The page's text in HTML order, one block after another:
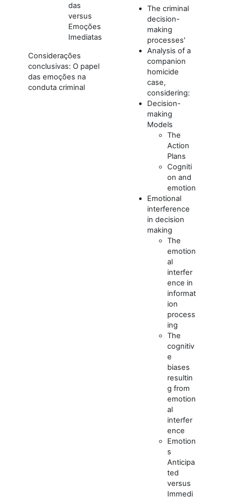
das
versus
Emoções
Imediatas
Considerações
conclusivas: O papel
das emoções na
conduta criminal
The criminal
decision-
making
processes'
Analysis of a
companion
homicide
case,
considering:
Decision-
making
Models
The
Action
Plans
Cogniti
on and
emotion
Emotional
interference
in decision
making
The
emotion
al
interfer
ence in
informat
ion
process
ing
The
cognitiv
e
biases
resultin
g from
emotion
al
interfer
ence
Emotion
s
Anticipa
ted
versus
Immedi